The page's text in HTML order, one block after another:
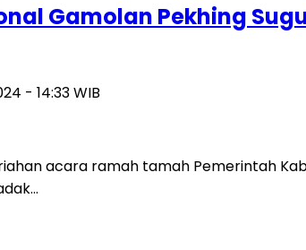
Gamolan Pekhing
- 14:33 WIB
acara ramah tamah Pemerintah